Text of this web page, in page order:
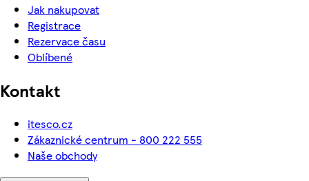
Jak nakupovat
Registrace
Rezervace času
Oblíbené
Kontakt
itesco.cz
Zákaznické centrum - 800 222 555
Naše obchody